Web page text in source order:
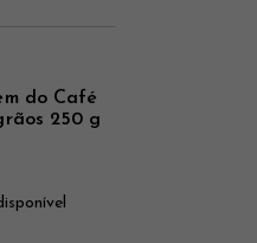
do Café
250 g